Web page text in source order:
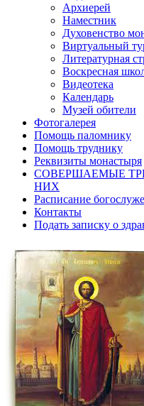
Архиерей
Наместник
Духовенство
Виртуальный
Литературная
Воскресная
Видеотека
Календарь
Музей обители
Фотогалерея
Помощь паломнику
Помощь труднику
Реквизиты монастыря
СОВЕРШАЕМЫЕ
НИХ
Расписание
Контакты
Подать записку о